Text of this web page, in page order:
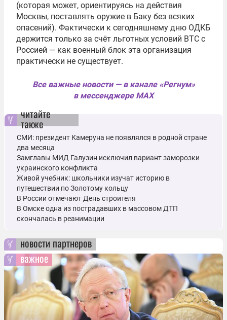
(которая может, ориентируясь на действия
Москвы, поставлять оружие в Баку без всяких
опасений). Фактически к сегодняшнему дню ОДКБ
держится только за счёт льготных условий ВТС с
Россией — как военный блок эта организация
практически не существует.
Все важные новости — в канале «Регнум»
в мессенджере MAX
читайте
также
СМИ: президент Камеруна не появлялся в родной стране
два месяца
Замглавы МИД Галузин исключил вариант заморозки
украинского конфликта
Живой учебник: школьники изучат историю в
путешествии по Золотому кольцу
В России отмечают День строителя
В Омске одна из пострадавших в массовом ДТП
скончалась в реанимации
новости партнеров
важное